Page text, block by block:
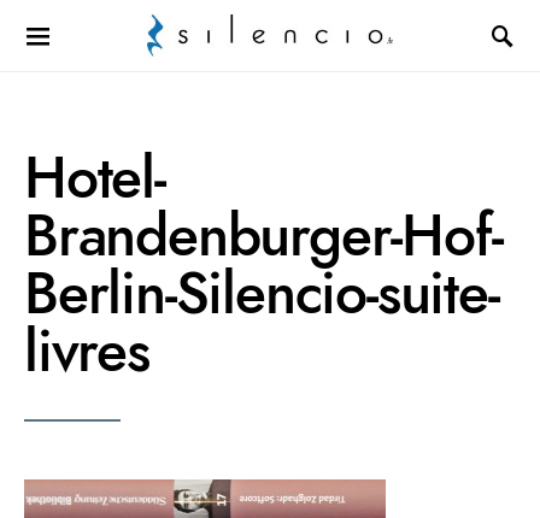
Search for:
Hotel-
Brandenburger-Hof-
Berlin-Silencio-suite-
livres